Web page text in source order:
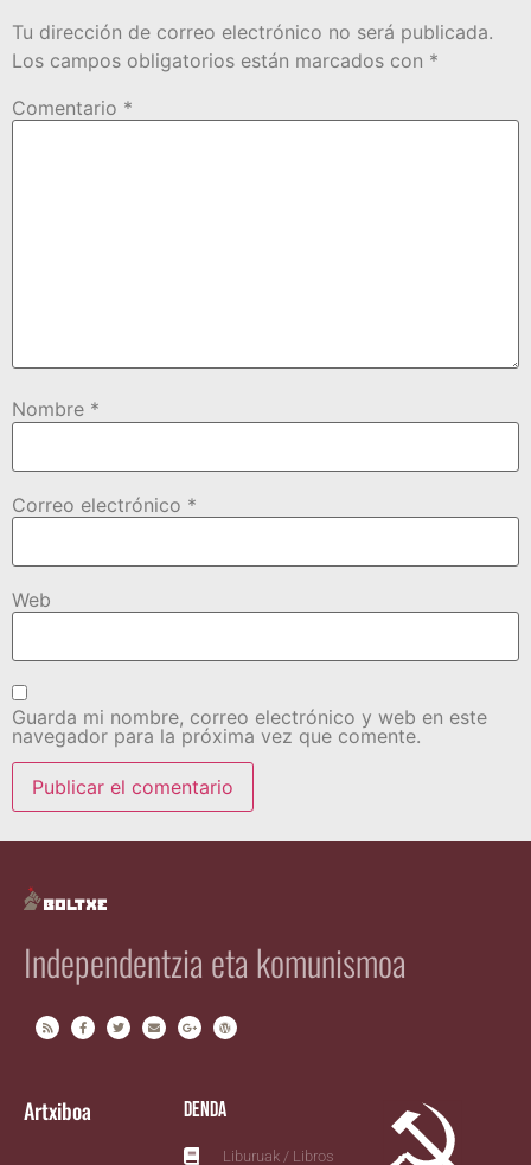
Tu dirección de correo electrónico no será publicada.
Los campos obligatorios están marcados con *
Comentario *
Nombre *
Correo electrónico *
Web
Guarda mi nombre, correo electrónico y web en este
navegador para la próxima vez que comente.
Independentzia eta komunismoa
Artxiboa Denda
Liburuak / Libros